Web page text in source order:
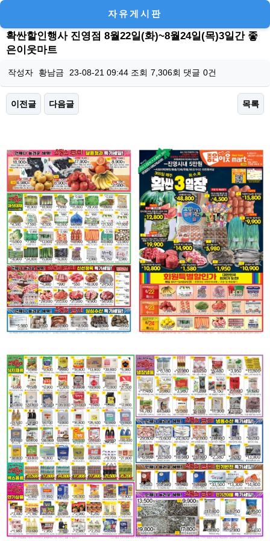
자유게시판
확싼할인행사 진영점 8월22일(화)~8월24일(목)3일간 좋
은이웃마트
작성자 황남금 23-08-21 09:44조회 7,306회 댓글 0건
이전글 다음글 목록
본문